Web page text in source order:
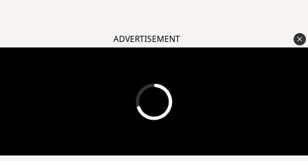
ADVERTISEMENT